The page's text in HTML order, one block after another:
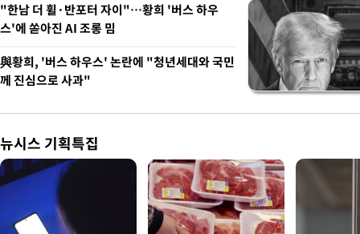
"한남 더 휠·반포터 자이"…황희 '버스 하우
스'에 쏟아진 AI 조롱 밈
與황희, '버스 하우스' 논란에 "청년세대와 국민
께 진심으로 사과"
뉴시스 기획특집